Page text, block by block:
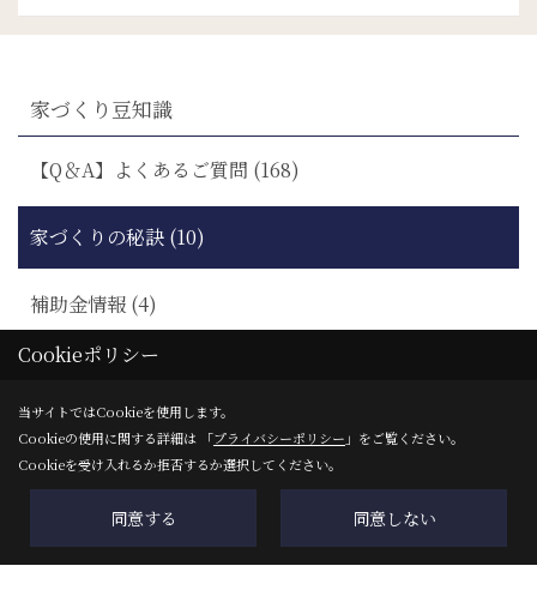
家づくり豆知識
【Q＆A】よくあるご質問 (168)
家づくりの秘訣 (10)
補助金情報 (4)
住宅ローン・融資の流れガイド
そもそも講座 (5)
Cookieポリシー
当サイトではCookieを使用します。
Cookieの使用に関する詳細は 「プライバシーポリシー 」をご覧ください。
Cookieを受け入れるか拒否するか選択してください。
同意する 同意しない